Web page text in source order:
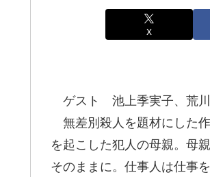
X
ゲスト 池上季実子、荒
無差別殺人を題材にした
を起こした犯人の母親。母
そのままに。仕事人は仕事